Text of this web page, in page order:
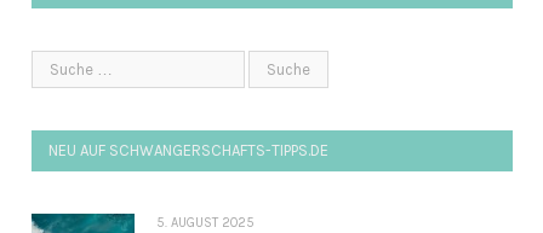
NEU AUF SCHWANGERSCHAFTS-TIPPS.DE
5. AUGUST 2025